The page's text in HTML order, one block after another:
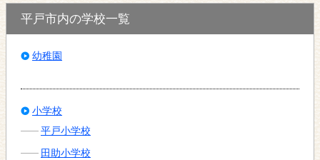
平戸市内の学校一覧
幼稚園
小学校
平戸小学校
田助小学校